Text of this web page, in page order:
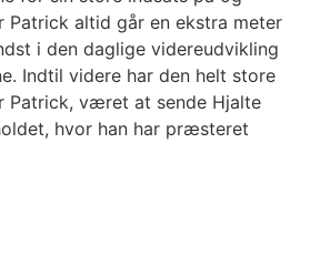
Patrick altid går en ekstra meter
i den daglige videreudvikling
Indtil videre har den helt store
været at sende Hjalte
hvor han har præsteret